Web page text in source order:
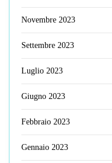
Novembre 2023
Settembre 2023
Luglio 2023
Giugno 2023
Febbraio 2023
Gennaio 2023